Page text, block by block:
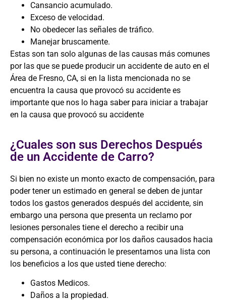
Cansancio acumulado.
Exceso de velocidad.
No obedecer las señales de tráfico.
Manejar bruscamente.
Estas son tan solo algunas de las causas más comunes
por las que se puede producir un accidente de auto en el
Área de Fresno, CA, si en la lista mencionada no se
encuentra la causa que provocó su accidente es
importante que nos lo haga saber para iniciar a trabajar
en la causa que provocó su accidente
¿Cuales son sus Derechos Después
de un Accidente de Carro?
Si bien no existe un monto exacto de compensación, para
poder tener un estimado en general se deben de juntar
todos los gastos generados después del accidente, sin
embargo una persona que presenta un reclamo por
lesiones personales tiene el derecho a recibir una
compensación económica por los daños causados hacia
su persona, a continuación le presentamos una lista con
los beneficios a los que usted tiene derecho:
Gastos Medicos.
Daños a la propiedad.